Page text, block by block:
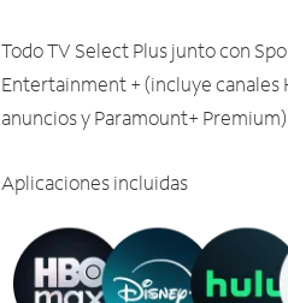
Todo TV Select Plus junto con
Entertainment + (incluye canales
anuncios y Paramount+ Premium)
Aplicaciones incluidas